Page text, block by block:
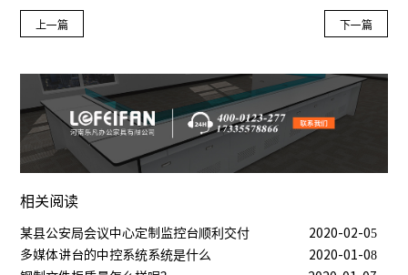
上一篇 下一篇
相关阅读
某县公安局会议中心定制监控台顺利交付
2020-02-05
多媒体讲台的中控系统系统是什么
2020-01-08